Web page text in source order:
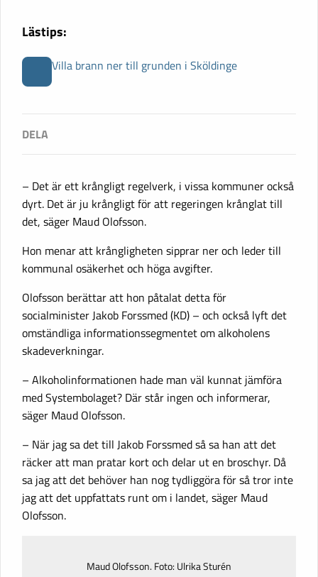
Lästips:
Villa brann ner till grunden i Sköldinge
– Det är ett krångligt regelverk, i vissa kommuner också
dyrt. Det är ju krångligt för att regeringen krånglat till
det, säger Maud Olofsson.
Hon menar att krångligheten sipprar ner och leder till
kommunal osäkerhet och höga avgifter.
Olofsson berättar att hon påtalat detta för
socialminister Jakob Forssmed (KD) – och också lyft det
omständliga informationssegmentet om alkoholens
skadeverkningar.
– Alkoholinformationen hade man väl kunnat jämföra
med Systembolaget? Där står ingen och informerar,
säger Maud Olofsson.
– När jag sa det till Jakob Forssmed så sa han att det
räcker att man pratar kort och delar ut en broschyr. Då
sa jag att det behöver han nog tydliggöra för så tror inte
jag att det uppfattats runt om i landet, säger Maud
Olofsson.
Maud Olofsson. Foto: Ulrika Sturén